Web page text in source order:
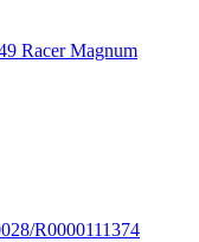
Racer Magnum
R0000111374